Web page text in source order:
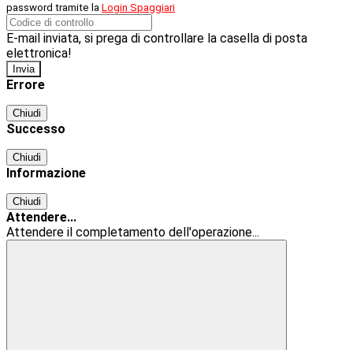
password tramite la Login Spaggiari
E-mail inviata, si prega di controllare la casella di posta
elettronica!
Errore
Chiudi
Successo
Chiudi
Informazione
Chiudi
Attendere...
Attendere il completamento dell'operazione...